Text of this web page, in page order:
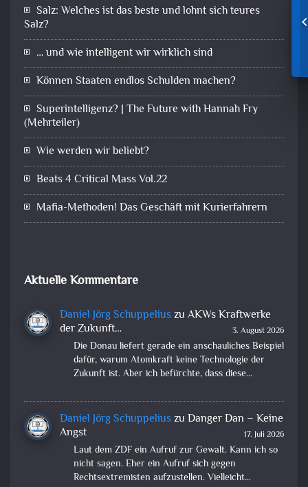
Salz: Welches ist das beste und lohnt sich teures
Salz?
… und wie intelligent wir wirklich sind
Können Staaten endlos Schulden machen?
Superintelligenz? | The Future with Hannah Fry
(Mehrteiler)
Wie werden wir beliebt?
Beats 4 Critical Mass Vol.22
Mafia-Methoden! Das Geschäft mit Kurierfahrern
Aktuelle Kommentare
Daniel Jörg Schuppeliuszu AKWs Kraftwerke
der Zukunft…
3. August 2026
Die Donau liefert gerade ein anschauliches Beispiel
dafür, warum Atomkraft keine Technologie der
Zukunft ist. Aber ich befürchte, dass diese…
Daniel Jörg Schuppeliuszu Danger Dan – Keine
Angst
17. Juli 2026
Laut dem ZDF ein Aufruf zur Gewalt. Kann ich so
nicht sagen. Eher ein Aufruf sich gegen
Rechtsextremisten aufzustellen. Vielleicht…